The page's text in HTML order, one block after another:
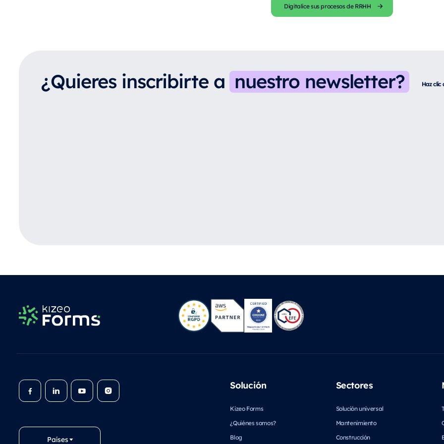
Digitalice sus procesos de RRHH
¿Quieres inscribirte a nuestro newsletter? Haz clic
Países
Solución
Kizeo Forms
¿Quiénes somos?
Blog
Sectores
Solución universal
Mantenimiento
Construcción